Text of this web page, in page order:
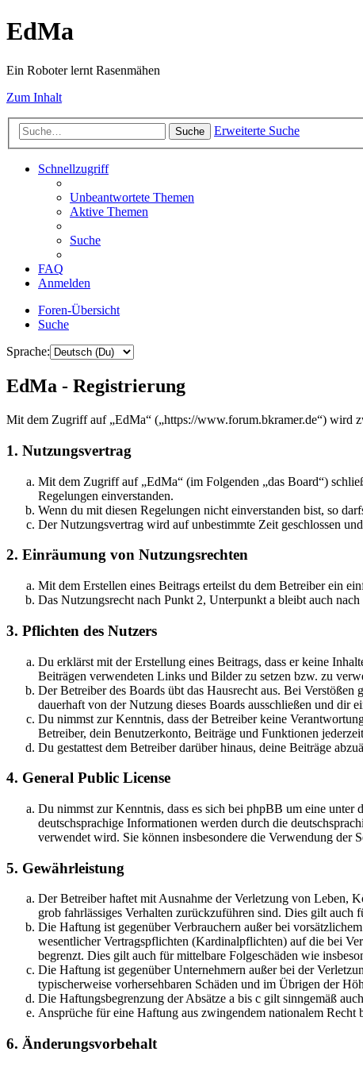
EdMa
Ein Roboter lernt Rasenmähen
Zum Inhalt
Suche Erweiterte Suche
Schnellzugriff
Unbeantwortete Themen
Aktive Themen
Suche
FAQ
Anmelden
Foren-Übersicht
Suche
Sprache:
EdMa - Registrierung
Mit dem Zugriff auf „EdMa“ („https://www.forum.bkramer.de“) wird
1. Nutzungsvertrag
Mit dem Zugriff auf „EdMa“ (im Folgenden „das Board“)
Regelungen einverstanden.
Wenn du mit diesen Regelungen nicht einverstanden bist, so
Der Nutzungsvertrag wird auf unbestimmte Zeit geschlossen
2. Einräumung von Nutzungsrechten
Mit dem Erstellen eines Beitrags erteilst du dem Betreiber ein
Das Nutzungsrecht nach Punkt 2, Unterpunkt a bleibt auch
3. Pflichten des Nutzers
Du erklärst mit der Erstellung eines Beitrags, dass er keine
Beiträgen verwendeten Links und Bilder zu setzen bzw. zu
Der Betreiber des Boards übt das Hausrecht aus. Bei
dauerhaft von der Nutzung dieses Boards ausschließen und dir
Du nimmst zur Kenntnis, dass der Betreiber keine
Betreiber, dein Benutzerkonto, Beiträge und Funktionen
Du gestattest dem Betreiber darüber hinaus, deine Beiträge
4. General Public License
Du nimmst zur Kenntnis, dass es sich bei phpBB um eine unter
deutschsprachige Informationen werden durch die
verwendet wird. Sie können insbesondere die Verwendung der
5. Gewährleistung
Der Betreiber haftet mit Ausnahme der Verletzung von Leben,
grob fahrlässiges Verhalten zurückzuführen sind. Dies gilt auch
Die Haftung ist gegenüber Verbrauchern außer bei
wesentlicher Vertragspflichten (Kardinalpflichten) auf die bei
begrenzt. Dies gilt auch für mittelbare Folgeschäden wie
Die Haftung ist gegenüber Unternehmern außer bei der
typischerweise vorhersehbaren Schäden und im Übrigen der
Die Haftungsbegrenzung der Absätze a bis c gilt sinngemäß
Ansprüche für eine Haftung aus zwingendem nationalem Recht
6. Änderungsvorbehalt